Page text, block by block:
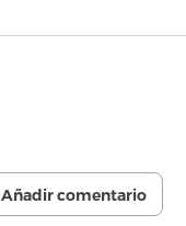
Añadir comentario